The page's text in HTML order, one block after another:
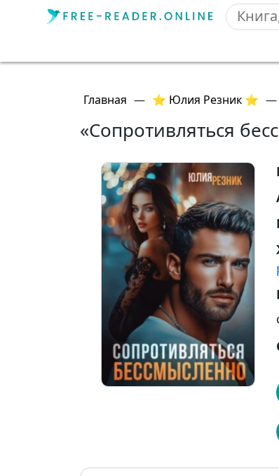
Главная — ⭐ Юлия Резник ⭐ —
«Сопротивляться